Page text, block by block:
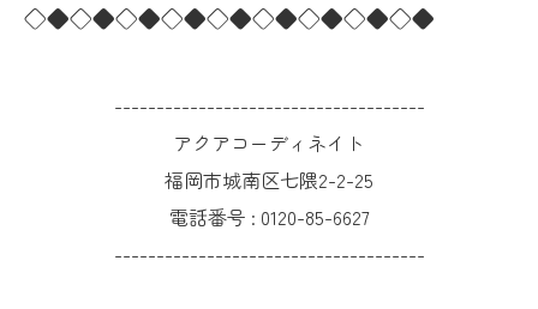
◇◆◇◆◇◆◇◆◇◆◇◆◇◆◇◆◇◆
-------------------------------------
アクアコーディネイト
福岡市城南区七隈2-2-25
電話番号 : 0120-85-6627
-------------------------------------